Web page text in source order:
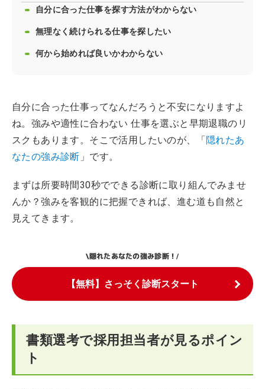
自分に合った仕事を探す方法がわからない
無理なく続けられる仕事を探したい
何から始めれば良いかわからない
自分に合った仕事ってなんだろうと不安になりますよ
ね。強みや適性に合わない 仕事を選ぶと早期退職のリ
スクもあります。そこで活用したいのが、「隠れたあ
なたの強み診断 」です。
まずは所要時間30秒でできる診断に取り組んでみませ
んか？強みを客観的に把握できれば、進む道も自然と
見えてきます。
\隠れたあなたの強み診断！/
【無料】さっそく診断スタート
書類選考で採用担当者が見るポイン
ト